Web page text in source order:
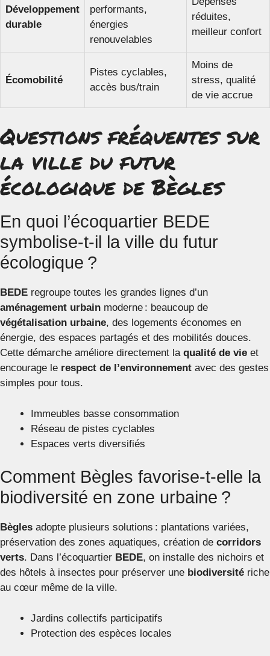
Développement
durable
performants,
énergies
renouvelables
réduites,
meilleur confort
Écomobilité
Pistes cyclables,
accès bus/train
Moins de
stress, qualité
de vie accrue
Questions fréquentes sur
la ville du futur
écologique de Bègles
En quoi l’écoquartier BEDE
symbolise-t-il la ville du futur
écologique ?
BEDE regroupe toutes les grandes lignes d’un
aménagement urbain moderne : beaucoup de
végétalisation urbaine, des logements économes en
énergie, des espaces partagés et des mobilités douces.
Cette démarche améliore directement la qualité de vie et
encourage le respect de l’environnement avec des gestes
simples pour tous.
Immeubles basse consommation
Réseau de pistes cyclables
Espaces verts diversifiés
Comment Bègles favorise-t-elle la
biodiversité en zone urbaine ?
Bègles adopte plusieurs solutions : plantations variées,
préservation des zones aquatiques, création de corridors
verts. Dans l’écoquartier BEDE, on installe des nichoirs et
des hôtels à insectes pour préserver une biodiversité riche
au cœur même de la ville.
Jardins collectifs participatifs
Protection des espèces locales